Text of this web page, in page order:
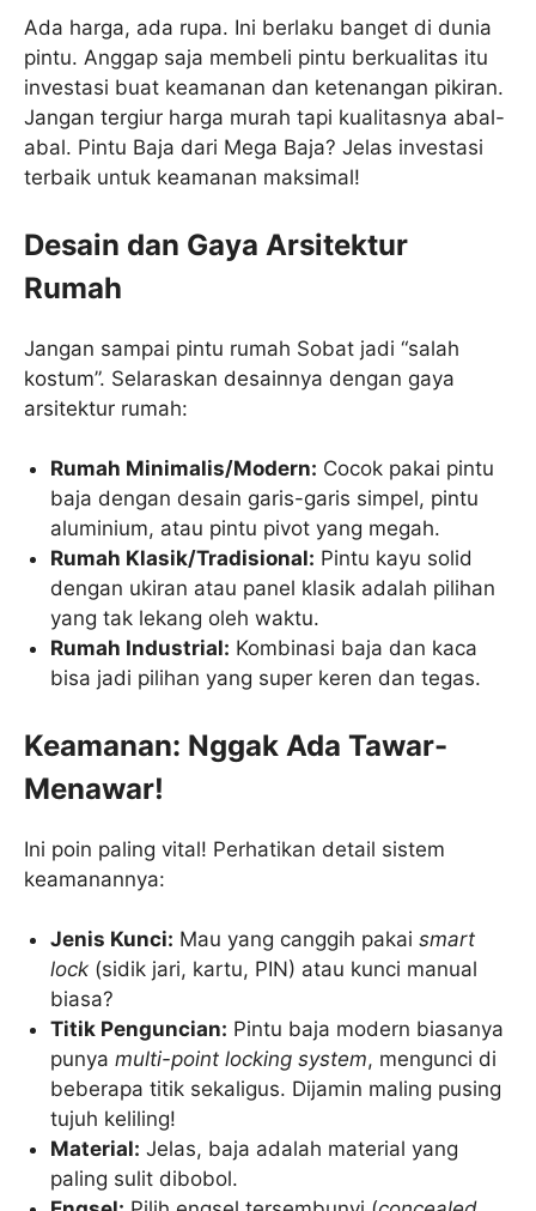
Ada harga, ada rupa. Ini berlaku banget di dunia
pintu. Anggap saja membeli pintu berkualitas itu
investasi buat keamanan dan ketenangan pikiran.
Jangan tergiur harga murah tapi kualitasnya abal-
abal. Pintu Baja dari Mega Baja? Jelas investasi
terbaik untuk keamanan maksimal!
Desain dan Gaya Arsitektur
Rumah
Jangan sampai pintu rumah Sobat jadi “salah
kostum”. Selaraskan desainnya dengan gaya
arsitektur rumah:
Rumah Minimalis/Modern: Cocok pakai pintu
baja dengan desain garis-garis simpel, pintu
aluminium, atau pintu pivot yang megah.
Rumah Klasik/Tradisional: Pintu kayu solid
dengan ukiran atau panel klasik adalah pilihan
yang tak lekang oleh waktu.
Rumah Industrial: Kombinasi baja dan kaca
bisa jadi pilihan yang super keren dan tegas.
Keamanan: Nggak Ada Tawar-
Menawar!
Ini poin paling vital! Perhatikan detail sistem
keamanannya:
Jenis Kunci: Mau yang canggih pakaismart
lock (sidik jari, kartu, PIN) atau kunci manual
biasa?
Titik Penguncian: Pintu baja modern biasanya
punyamulti-point locking system, mengunci di
beberapa titik sekaligus. Dijamin maling pusing
tujuh keliling!
Material: Jelas, baja adalah material yang
paling sulit dibobol.